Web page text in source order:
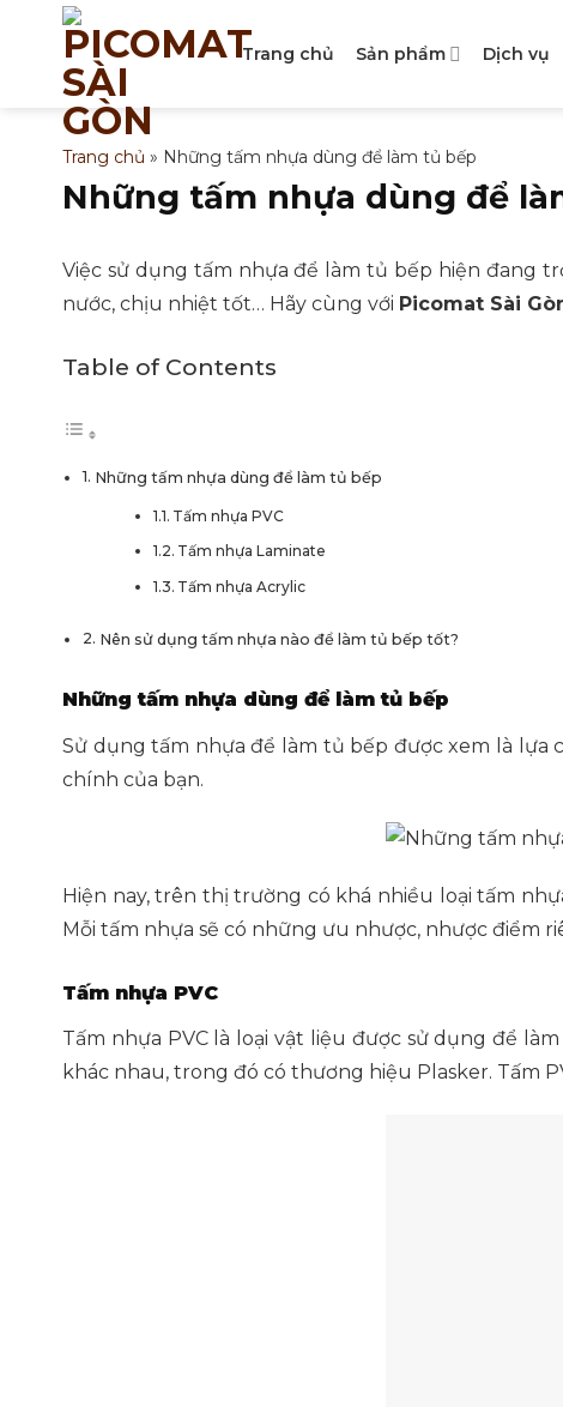
Trang chủ Sản phẩm Dịch vụ
Trang chủ » Những tấm nhựa dùng để làm tủ bếp
Những tấm nhựa dùng để
Việc sử dụng tấm nhựa để làm tủ bếp hiện đang
nước, chịu nhiệt tốt… Hãy cùng với Picomat Sài
Table of Contents
Những tấm nhựa dùng để làm tủ bếp
Tấm nhựa PVC
Tấm nhựa Laminate
Tấm nhựa Acrylic
Nên sử dụng tấm nhựa nào để làm tủ bếp tốt?
Những tấm nhựa dùng để làm tủ bếp
Sử dụng tấm nhựa để làm tủ bếp được xem là lựa
chính của bạn.
Hiện nay, trên thị trường có khá nhiều loại tấm
Mỗi tấm nhựa sẽ có những ưu nhược, nhược điểm
Tấm nhựa PVC
Tấm nhựa PVC là loại vật liệu được sử dụng để
khác nhau, trong đó có thương hiệu Plasker. Tấm